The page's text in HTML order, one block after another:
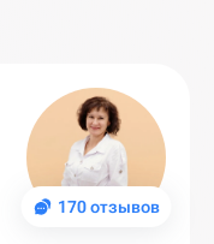
170 отзывов